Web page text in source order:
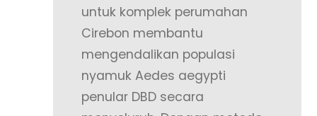
untuk komplek perumahan
Cirebon membantu
mengendalikan populasi
nyamuk Aedes aegypti
penular DBD secara